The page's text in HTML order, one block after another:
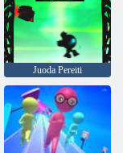
Juoda Pereiti